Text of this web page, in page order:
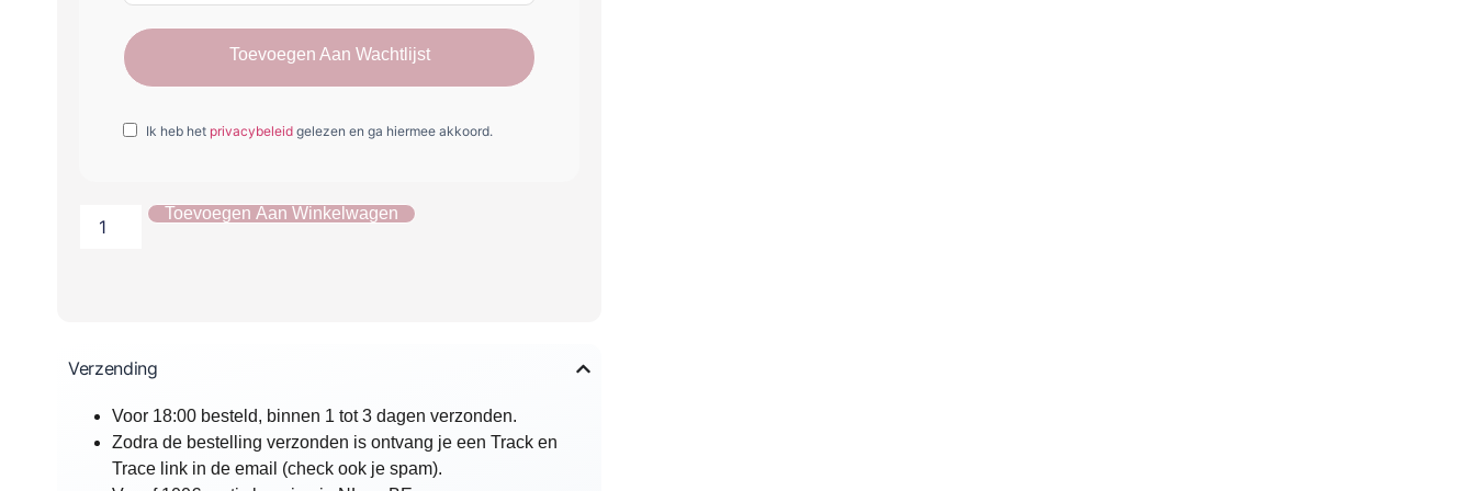
Toevoegen Aan Wachtlijst
Ik heb het privacybeleid gelezen en ga hiermee akkoord.
Toevoegen Aan Winkelwagen
Verzending
Voor 18:00 besteld, binnen 1 tot 3 dagen verzonden.
Zodra de bestelling verzonden is ontvang je een Track en
Trace link in de email (check ook je spam).